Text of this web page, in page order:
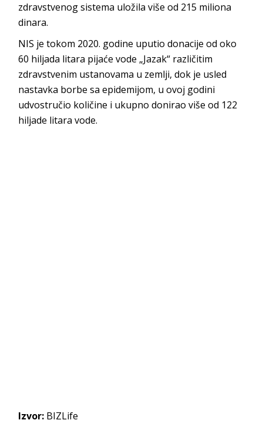
zdravstvenog sistema uložila više od 215 miliona
dinara.
NIS je tokom 2020. godine uputio donacije od oko
60 hiljada litara pijaće vode „Jazak“ različitim
zdravstvenim ustanovama u zemlji, dok je usled
nastavka borbe sa epidemijom, u ovoj godini
udvostručio količine i ukupno donirao više od 122
hiljade litara vode.
Izvor: BIZLife